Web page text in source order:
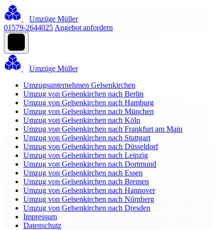
Umzüge Müller
01579-2644025 Angebot anfordern
Umzüge Müller
Umzugsunternehmen Gelsenkirchen
Umzug von Gelsenkirchen nach Berlin
Umzug von Gelsenkirchen nach Hamburg
Umzug von Gelsenkirchen nach München
Umzug von Gelsenkirchen nach Köln
Umzug von Gelsenkirchen nach Frankfurt am Main
Umzug von Gelsenkirchen nach Stuttgart
Umzug von Gelsenkirchen nach Düsseldorf
Umzug von Gelsenkirchen nach Leipzig
Umzug von Gelsenkirchen nach Dortmund
Umzug von Gelsenkirchen nach Essen
Umzug von Gelsenkirchen nach Bremen
Umzug von Gelsenkirchen nach Hannover
Umzug von Gelsenkirchen nach Nürnberg
Umzug von Gelsenkirchen nach Dresden
Impressum
Datenschutz